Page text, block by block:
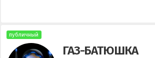
публичный
ГАЗ-БАТЮШКА